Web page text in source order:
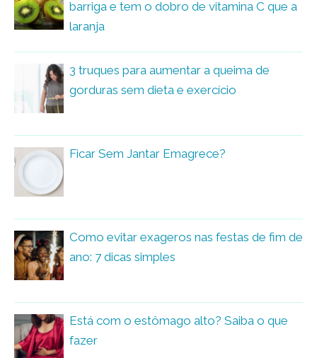
barriga e tem o dobro de vitamina C que a
laranja
3 truques para aumentar a queima de
gorduras sem dieta e exercício
Ficar Sem Jantar Emagrece?
Como evitar exageros nas festas de fim de
ano: 7 dicas simples
Está com o estômago alto? Saiba o que
fazer